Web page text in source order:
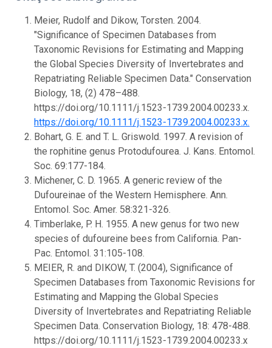
Meier, Rudolf and Dikow, Torsten. 2004.
"Significance of Specimen Databases from
Taxonomic Revisions for Estimating and Mapping
the Global Species Diversity of Invertebrates and
Repatriating Reliable Specimen Data." Conservation
Biology, 18, (2) 478–488.
https://doi.org/10.1111/j.1523-1739.2004.00233.x.
https://doi.org/10.1111/j.1523-1739.2004.00233.x.
Bohart, G. E. and T. L. Griswold. 1997. A revision of
the rophitine genus Protodufourea. J. Kans. Entomol.
Soc. 69:177-184.
Michener, C. D. 1965. A generic review of the
Dufoureinae of the Western Hemisphere. Ann.
Entomol. Soc. Amer. 58:321-326.
Timberlake, P. H. 1955. A new genus for two new
species of dufoureine bees from California. Pan-
Pac. Entomol. 31:105-108.
MEIER, R. and DIKOW, T. (2004), Significance of
Specimen Databases from Taxonomic Revisions for
Estimating and Mapping the Global Species
Diversity of Invertebrates and Repatriating Reliable
Specimen Data. Conservation Biology, 18: 478-488.
https://doi.org/10.1111/j.1523-1739.2004.00233.x